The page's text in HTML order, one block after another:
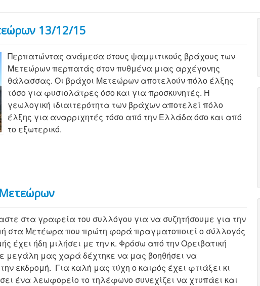
13/12/15
Περπατώντας ανάμεσα στους ψαμμιτικούς βράχους των
Μετεώρων περπατάς στον πυθμένα μιας αρχέγονης
θάλασσας. Οι βράχοι Μετεώρων αποτελούν πόλο έλξης
τόσο για φυσιολάτρες όσο και για προσκυνητές. Η
γεωλογική ιδιαιτερότητα των βράχων αποτελεί πόλο
έλξης για αναρριχητές τόσο από την Ελλάδα όσο και από
το εξωτερικό.
στα γραφεία του συλλόγου για να συζητήσουμε για την
στα Μετέωρα που πρώτη φορά πραγματοποιεί ο σύλλογός
έχει ήδη μιλήσει με την κ. Φρόσω από την Ορειβατική
μας χαρά δέχτηκε να μας βοηθήσει να
εκδρομή. Για καλή μας τύχη ο καιρός έχει φτιάξει κι
ένα λεωφορείο το τηλέφωνο συνεχίζει να χτυπάει και